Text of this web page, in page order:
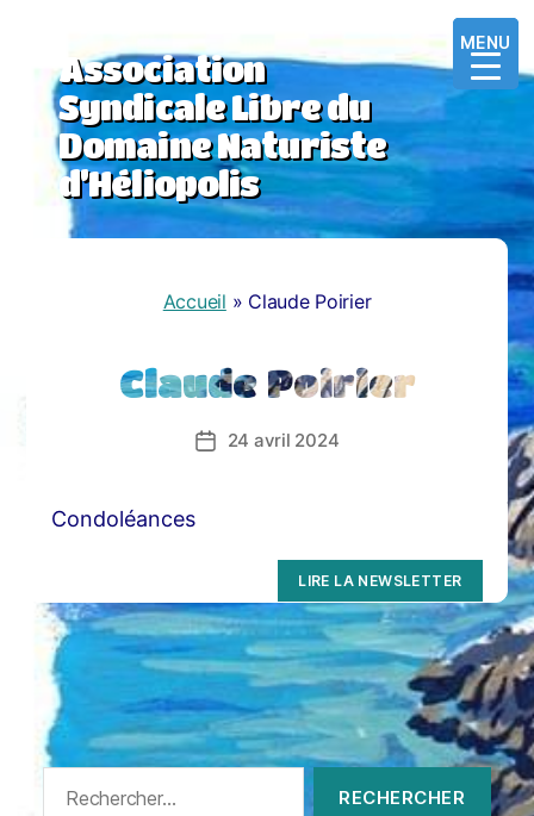
Association
Syndicale Libre du
Domaine Naturiste
d’Héliopolis
Accueil » Claude Poirier
Claude Poirier
Date24 avril 2024
Condoléances
LIRE LA NEWSLETTER
MENU
MENU
MENU